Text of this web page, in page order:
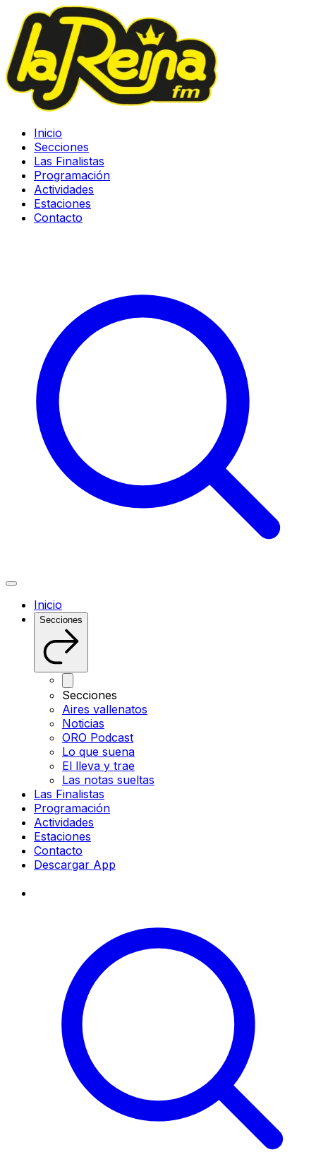
Inicio
Secciones
Las Finalistas
Programación
Actividades
Estaciones
Contacto
Inicio
Secciones
Secciones
Aires vallenatos
Noticias
ORO Podcast
Lo que suena
El lleva y trae
Las notas sueltas
Las Finalistas
Programación
Actividades
Estaciones
Contacto
Descargar App